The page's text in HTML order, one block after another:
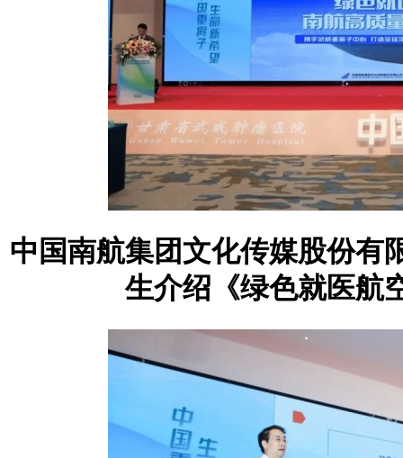
中国南航集团文化传媒股份有
生介绍《绿色就医航